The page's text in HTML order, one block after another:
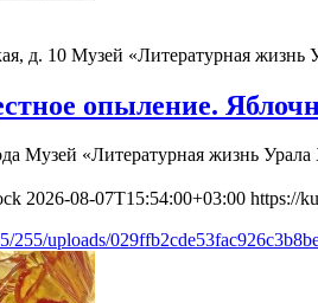
д. 10 Музей «Литературная жизнь
опыление.
Музей «Литературная жизнь
2026-08-07T15:54:00+03:00 https://
255/uploads/